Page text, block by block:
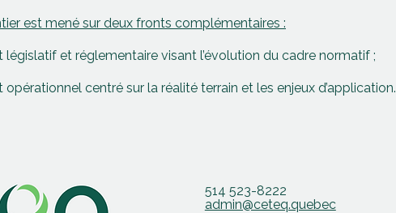
est mené sur deux fronts complémentaires :
législatif et réglementaire visant l’évolution du cadre normatif ;
opérationnel centré sur la réalité terrain et les enjeux d’application.
514 523-8222
admin@ceteq.quebec